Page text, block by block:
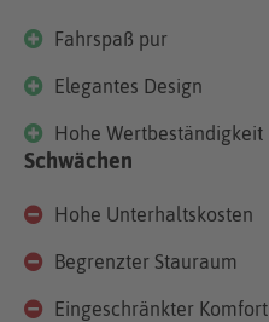
Fahrspaß pur
Elegantes Design
Hohe Wertbeständigkeit
Schwächen
Hohe Unterhaltskosten
Begrenzter Stauraum
Eingeschränkter Komfort